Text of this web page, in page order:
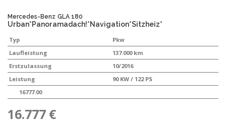
Mercedes-Benz GLA 180
Urban*Panoramadach!*Navigation*Sitzheiz*
Typ
Pkw
Laufleistung
137.000 km
Erstzulassung
10/2016
Leistung
90 KW / 122 PS
16777.00
16.777 €